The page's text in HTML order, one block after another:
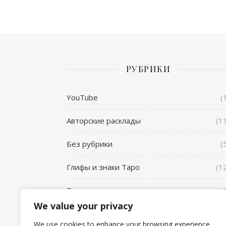
We value your privacy
РУБРИКИ
YouTube
Авторские расклады
Без рубрики
Глифы и знаки Таро
Талисманы таро
Тароскопы для знаков зодиака